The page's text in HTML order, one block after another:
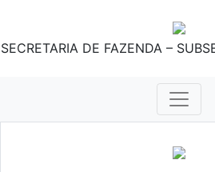
SECRETARIA DE FAZENDA –